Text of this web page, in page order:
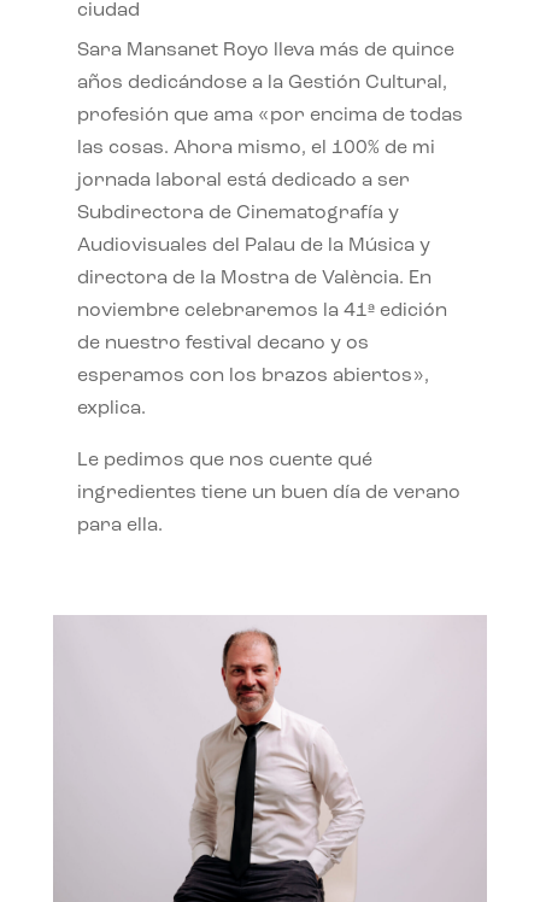
ciudad
Sara Mansanet Royo lleva más de quince
años dedicándose a la Gestión Cultural,
profesión que ama «por encima de todas
las cosas. Ahora mismo, el 100% de mi
jornada laboral está dedicado a ser
Subdirectora de Cinematografía y
Audiovisuales del Palau de la Música y
directora de la Mostra de València. En
noviembre celebraremos la 41ª edición
de nuestro festival decano y os
esperamos con los brazos abiertos»,
explica.
Le pedimos que nos cuente qué
ingredientes tiene un buen día de verano
para ella.